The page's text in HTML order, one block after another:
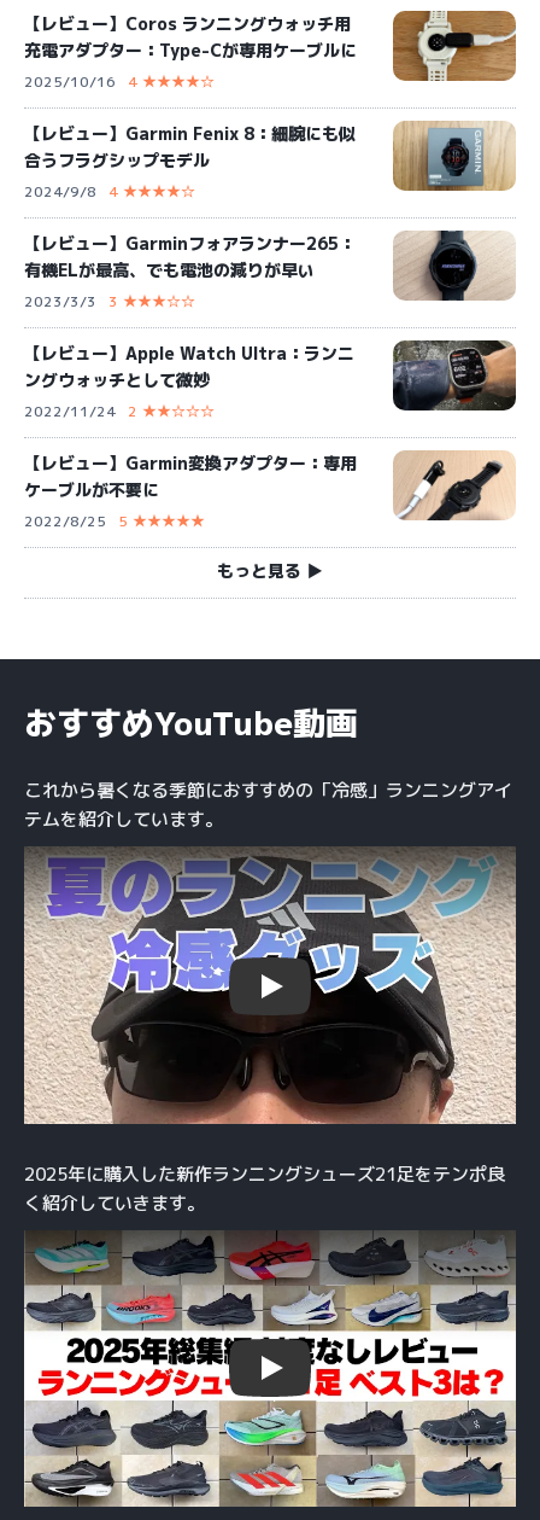
【レビュー】Coros ランニングウォッチ用
充電アダプター：Type-Cが専用ケーブルに
2025/10/16 4 ★★★★☆
【レビュー】Garmin Fenix 8：細腕にも似
合うフラグシップモデル
2024/9/8 4 ★★★★☆
【レビュー】Garminフォアランナー265：
有機ELが最高、でも電池の減りが早い
2023/3/3 3 ★★★☆☆
【レビュー】Apple Watch Ultra：ランニ
ングウォッチとして微妙
2022/11/24 2 ★★☆☆☆
【レビュー】Garmin変換アダプター：専用
ケーブルが不要に
2022/8/25 5 ★★★★★
もっと見る ▶︎
おすすめYouTube動画
これから暑くなる季節におすすめの「冷感」ランニングアイ
テムを紹介しています。
Play
2025年に購入した新作ランニングシューズ21足をテンポ良
く紹介していきます。
Play